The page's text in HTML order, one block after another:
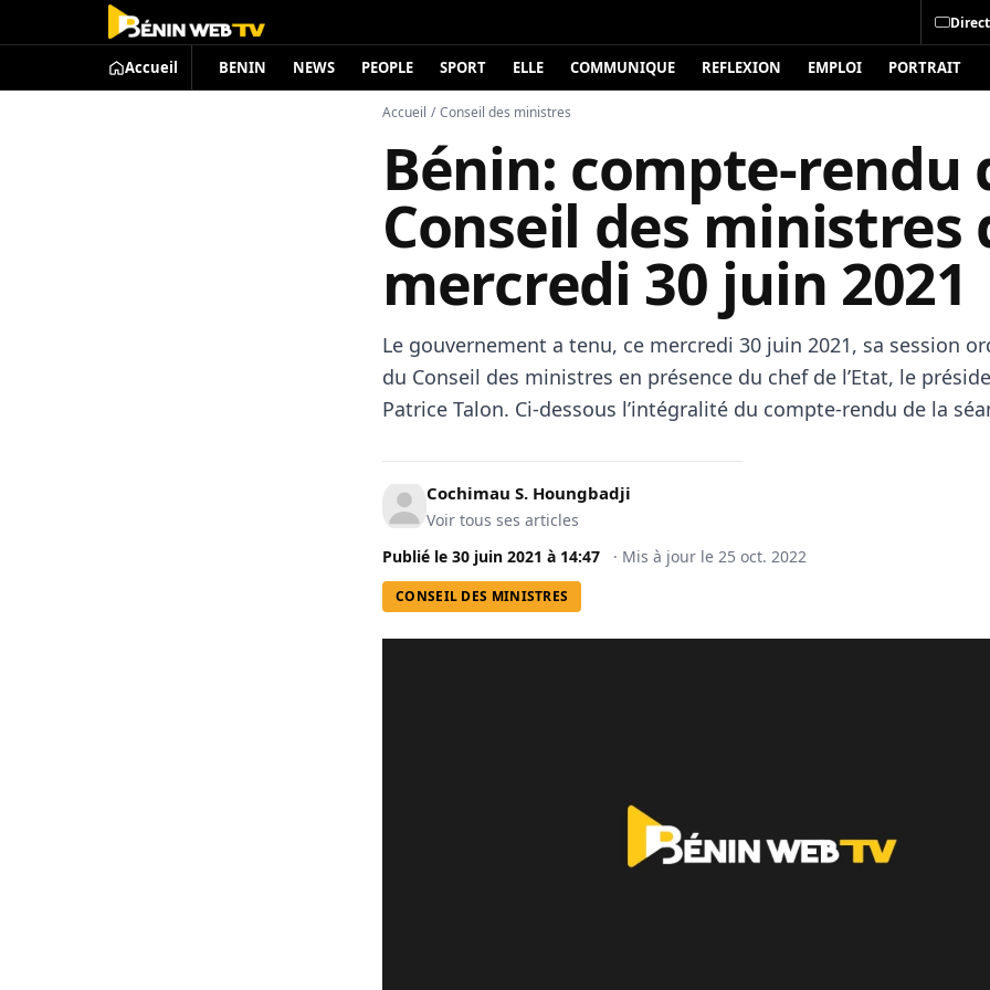
Accueil BENIN NEWS PEOPLE SPORT ELLE COMMUNIQUE REFLEXION EMPLOI PORTRAIT
Accueil / Conseil des ministres
Bénin: compte-rendu
Conseil des ministres
mercredi 30 juin 2021
Le gouvernement a tenu, ce mercredi 30 juin 2021, sa session
du Conseil des ministres en présence du chef de l’Etat, le
Patrice Talon. Ci-dessous l’intégralité du compte-rendu de la
Cochimau S. Houngbadji
Voir tous ses articles
Publié le 30 juin 2021 à 14:47 · Mis à jour le 25 oct. 2022
CONSEIL DES MINISTRES